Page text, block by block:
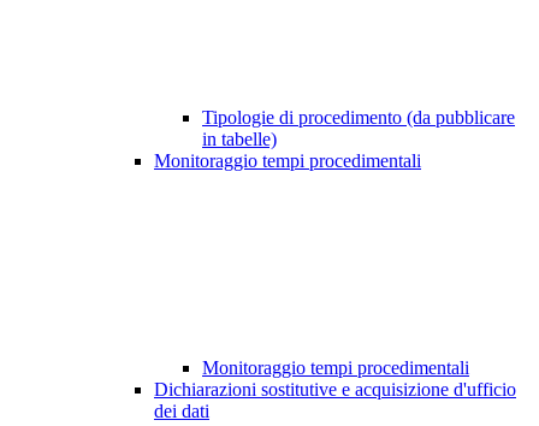
Tipologie di procedimento (da pubblicare
in tabelle)
Monitoraggio tempi procedimentali
Monitoraggio tempi procedimentali
Dichiarazioni sostitutive e acquisizione d'ufficio
dei dati